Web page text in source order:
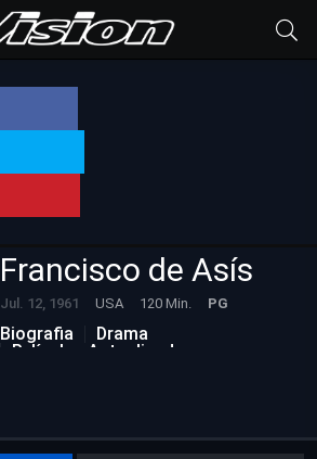
Francisco de Asís
Jul. 12, 1961 USA 120 Min. PG
Biografia
Drama
Películas Actualizadas